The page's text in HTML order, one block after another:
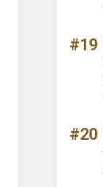
#19
#20